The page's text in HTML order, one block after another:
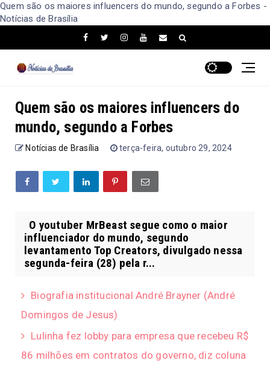
Quem são os maiores influencers do mundo, segundo a Forbes -
Notícias de Brasília
Quem são os maiores influencers do
mundo, segundo a Forbes
Notícias de Brasília terça-feira, outubro 29, 2024
O youtuber MrBeast segue como o maior
influenciador do mundo, segundo
levantamento Top Creators, divulgado nessa
segunda-feira (28) pela r...
Biografia institucional André Brayner (André
Domingos de Jesus)
Lulinha fez lobby para empresa que recebeu R$
86 milhões em contratos do governo, diz coluna